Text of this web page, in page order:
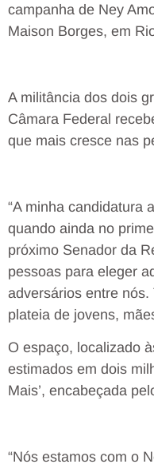
campanha de Ney
Maison Borges, em
A militância dos dois
Câmara Federal
que mais cresce nas
“A minha candidatura
quando ainda no
próximo Senador da
pessoas para eleger
adversários entre nós.
plateia de jovens,
O espaço, localizado
estimados em dois
Mais’, encabeçada
“Nós estamos com o